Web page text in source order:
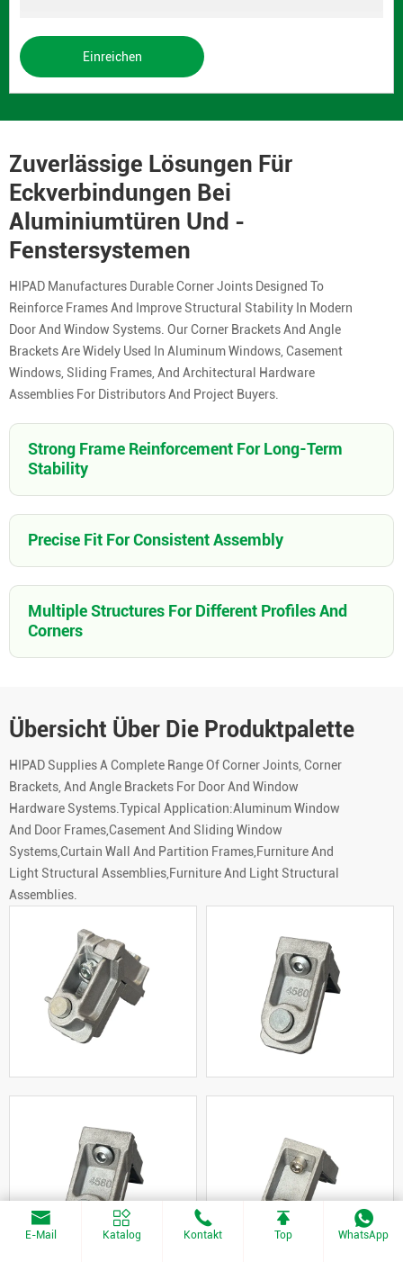
Einreichen
Zuverlässige Lösungen Für
Eckverbindungen Bei
Aluminiumtüren Und -
Fenstersystemen
HIPAD Manufactures Durable Corner Joints Designed To
Reinforce Frames And Improve Structural Stability In Modern
Door And Window Systems. Our Corner Brackets And Angle
Brackets Are Widely Used In Aluminum Windows, Casement
Windows, Sliding Frames, And Architectural Hardware
Assemblies For Distributors And Project Buyers.
Strong Frame Reinforcement For Long-Term
Stability
Precise Fit For Consistent Assembly
Multiple Structures For Different Profiles And
Corners
Übersicht Über Die Produktpalette
HIPAD Supplies A Complete Range Of Corner Joints, Corner
Brackets, And Angle Brackets For Door And Window
Hardware Systems.Typical Application:Aluminum Window
And Door Frames,Casement And Sliding Window
Systems,Curtain Wall And Partition Frames,Furniture And
Light Structural Assemblies,Furniture And Light Structural
Assemblies.
E-Mail Katalog Kontakt Top WhatsApp